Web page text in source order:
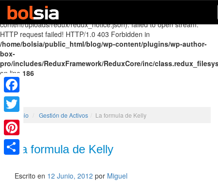
Warning: file_get_contents(http://www.reduxframework.com/wp-
content/uploads/redux/redux_notice.json): failed to open stream:
HTTP request failed! HTTP/1.0 403 Forbidden in
/home/bolsia/public_html/blog/wp-content/plugins/wp-author-
box-
pro/includes/ReduxFramework/ReduxCore/inc/
on line 186
Inicio / Gestión de Activos / La formula de Kelly
La formula de Kelly
Escrito en 12 Junio, 2012 por Miguel
Facebook
Twitter
Pinterest